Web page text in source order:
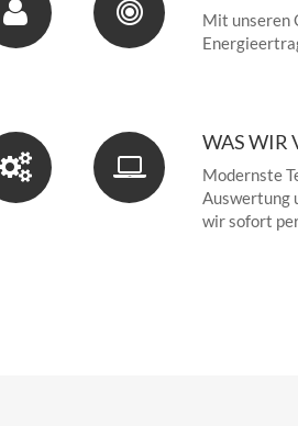
Mit unseren
WAS WIR
Modernste
Auswertung
wir sofort